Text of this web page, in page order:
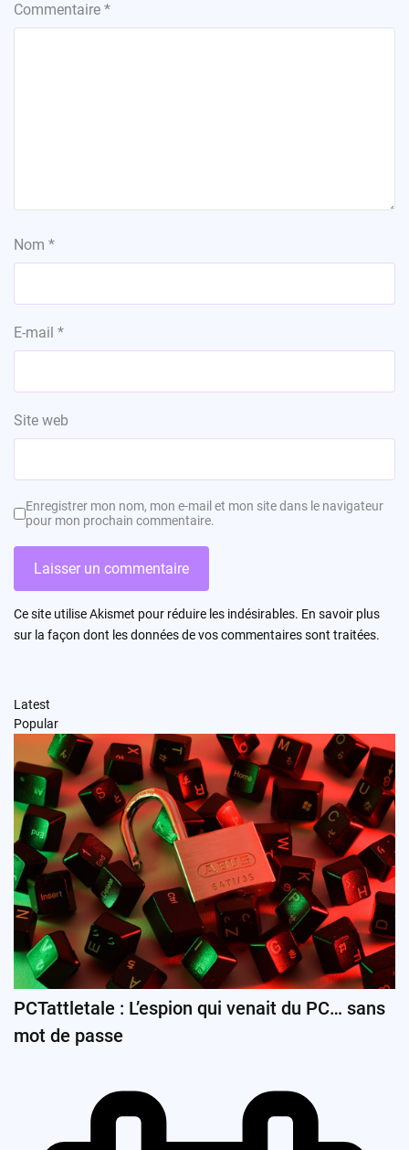
Commentaire *
Nom *
E-mail *
Site web
Enregistrer mon nom, mon e-mail et mon site dans le navigateur
pour mon prochain commentaire.
Ce site utilise Akismet pour réduire les indésirables. En savoir plus
sur la façon dont les données de vos commentaires sont traitées.
Latest
Popular
PCTattletale : L’espion qui venait du PC… sans
mot de passe